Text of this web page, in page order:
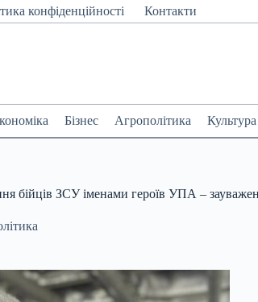
конфіденційності Контакти
Бізнес Агрополітика Культура
бійців ЗСУ іменами героїв УПА –